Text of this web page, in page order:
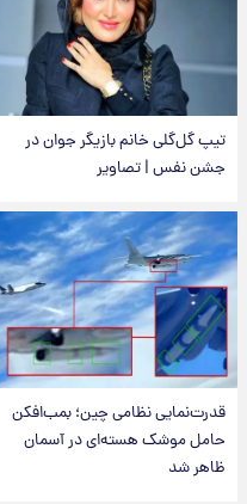
تیپ گل‌گلی خانم بازیگر جوان در
جشن نفس | تصاویر
قدرت‌نمایی نظامی چین؛ بمب‌افکن
حامل موشک هسته‌ای در آسمان
ظاهر شد